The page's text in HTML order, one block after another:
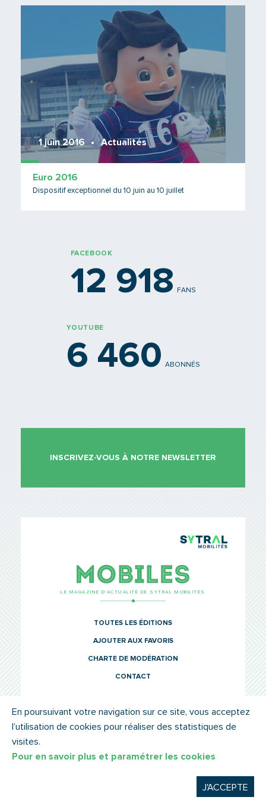
1 juin 2016 Actualités
Euro 2016
Dispositif exceptionnel du 10 juin au 10 juillet
FACEBOOK
12 918 FANS
YOUTUBE
6 460 ABONNÉS
INSCRIVEZ-VOUS À NOTRE NEWSLETTER
LE MAGAZINE D’ACTUALITÉ DE SYTRAL MOBILITÉS
TOUTES LES ÉDITIONS
AJOUTER AUX FAVORIS
CHARTE DE MODÉRATION
CONTACT
© SYTRAL MOBILITÉS 2022 MENTIONS LÉGALES
En poursuivant votre navigation sur ce site, vous acceptez
l’utilisation de cookies pour réaliser des statistiques de
visites.
Pour en savoir plus et paramétrer les cookies
J'ACCEPTE